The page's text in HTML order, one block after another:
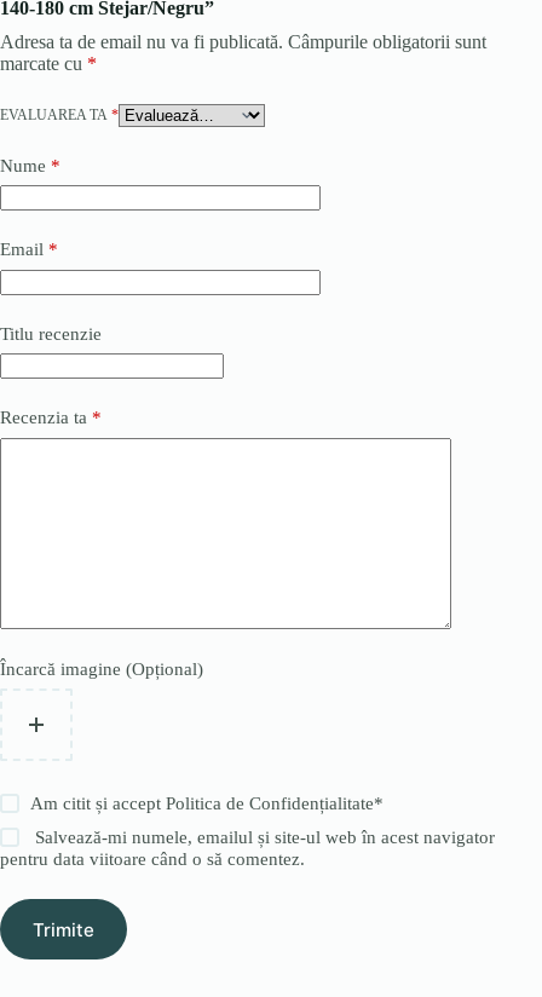
140-180 cm Stejar/Negru”
Adresa ta de email nu va fi publicată. Câmpurile obligatorii sunt
marcate cu *
EVALUAREA TA *
Nume *
Email *
Titlu recenzie
Recenzia ta *
Încarcă imagine (Opțional)
Am citit și acceptPolitica de Confidențialitate*
Salvează-mi numele, emailul și site-ul web în acest navigator
pentru data viitoare când o să comentez.
Trimite